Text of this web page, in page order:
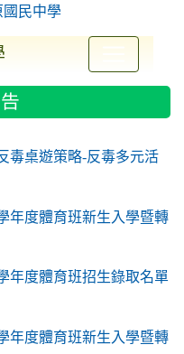
ryjh011/
毒桌遊策略-反毒多元活
年度體育班新生入學暨轉
年度體育班招生錄取名單
年度體育班新生入學暨轉